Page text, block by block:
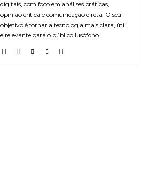
digitais, com foco em análises práticas,
opinião crítica e comunicação direta. O seu
objetivo é tornar a tecnologia mais clara, útil
e relevante para o público lusófono.